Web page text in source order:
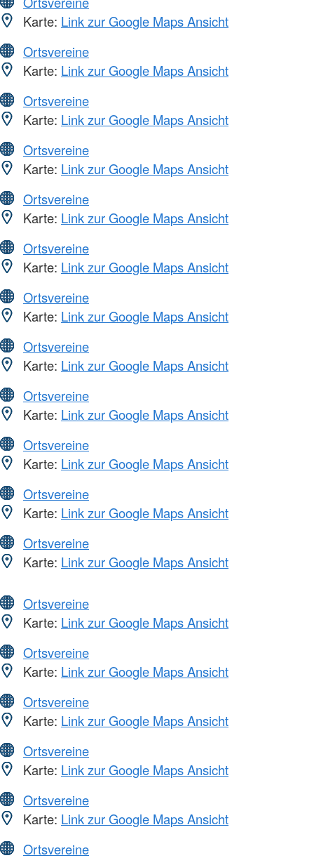
Karte: Link zur Google Maps Ansicht
Ortsvereine
Karte: Link zur Google Maps Ansicht
Ortsvereine
Karte: Link zur Google Maps Ansicht
Ortsvereine
Karte: Link zur Google Maps Ansicht
Ortsvereine
Karte: Link zur Google Maps Ansicht
Ortsvereine
Karte: Link zur Google Maps Ansicht
Ortsvereine
Karte: Link zur Google Maps Ansicht
Ortsvereine
Karte: Link zur Google Maps Ansicht
Ortsvereine
Karte: Link zur Google Maps Ansicht
Ortsvereine
Karte: Link zur Google Maps Ansicht
Ortsvereine
Karte: Link zur Google Maps Ansicht
Ortsvereine
Karte: Link zur Google Maps Ansicht
Ortsvereine
Karte: Link zur Google Maps Ansicht
Ortsvereine
Karte: Link zur Google Maps Ansicht
Ortsvereine
Karte: Link zur Google Maps Ansicht
Ortsvereine
Karte: Link zur Google Maps Ansicht
Ortsvereine
Karte: Link zur Google Maps Ansicht
Ortsvereine